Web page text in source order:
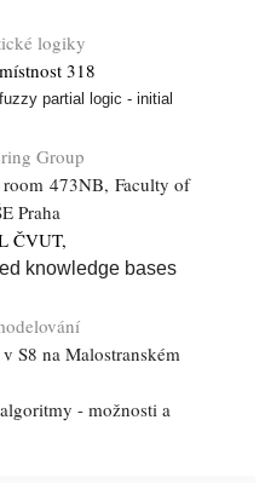
logiky
318
partial logic - initial
Group
room 473NB, Faculty of
Praha
ČVUT,
knowledge bases
v S8 na Malostranském
- možnosti a